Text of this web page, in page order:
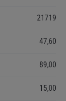
21719
47,60
89,00
15,00